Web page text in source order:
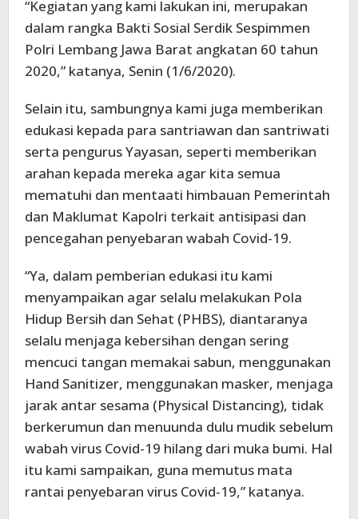
“Kegiatan yang kami lakukan ini, merupakan
dalam rangka Bakti Sosial Serdik Sespimmen
Polri Lembang Jawa Barat angkatan 60 tahun
2020,” katanya, Senin (1/6/2020).
Selain itu, sambungnya kami juga memberikan
edukasi kepada para santriawan dan santriwati
serta pengurus Yayasan, seperti memberikan
arahan kepada mereka agar kita semua
mematuhi dan mentaati himbauan Pemerintah
dan Maklumat Kapolri terkait antisipasi dan
pencegahan penyebaran wabah Covid-19.
“Ya, dalam pemberian edukasi itu kami
menyampaikan agar selalu melakukan Pola
Hidup Bersih dan Sehat (PHBS), diantaranya
selalu menjaga kebersihan dengan sering
mencuci tangan memakai sabun, menggunakan
Hand Sanitizer, menggunakan masker, menjaga
jarak antar sesama (Physical Distancing), tidak
berkerumun dan menuunda dulu mudik sebelum
wabah virus Covid-19 hilang dari muka bumi. Hal
itu kami sampaikan, guna memutus mata
rantai penyebaran virus Covid-19,” katanya.